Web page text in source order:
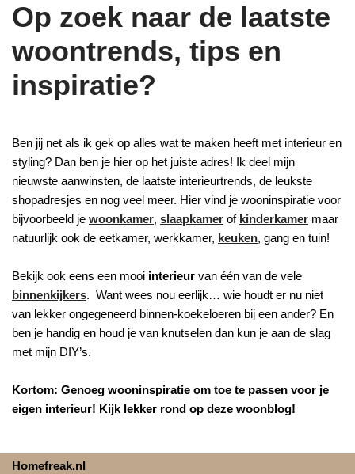
Op zoek naar de laatste
woontrends, tips en
inspiratie?
Ben jij net als ik gek op alles wat te maken heeft met interieur en
styling? Dan ben je hier op het juiste adres! Ik deel mijn
nieuwste aanwinsten, de laatste interieurtrends, de leukste
shopadresjes en nog veel meer. Hier vind je wooninspiratie voor
bijvoorbeeld je woonkamer, slaapkamer of kinderkamer maar
natuurlijk ook de eetkamer, werkkamer, keuken, gang en tuin!
Bekijk ook eens een mooi interieur van één van de vele
binnenkijkers. Want wees nou eerlijk… wie houdt er nu niet
van lekker ongegeneerd binnen-koekeloeren bij een ander? En
ben je handig en houd je van knutselen dan kun je aan de slag
met mijn DIY’s.
Kortom: Genoeg wooninspiratie om toe te passen voor je
eigen interieur! Kijk lekker rond op deze woonblog!
Homefreak.nl